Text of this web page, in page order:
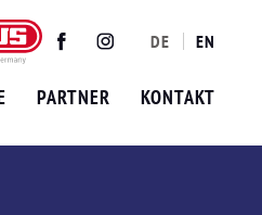
TwitterFacebookInstagram
DE EN
PARTNER KONTAKT